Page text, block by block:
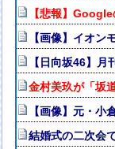
【悲報】
【画像】イオン
【日向坂46】月
金村美玖が「坂
【画像】元・
結婚式の二次会